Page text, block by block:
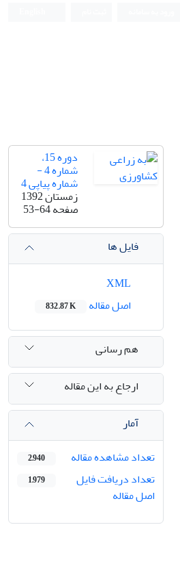
دوره 15،
شماره 4 -
شماره پیاپی 4
زمستان 1392
صفحه53-64
فایل ها
اصل مقاله
832.87 K
هم رسانی
ارجاع به این مقاله
آمار
تعداد مشاهده مقاله
2,940
تعداد دریافت فایل
اصل مقاله
1,979